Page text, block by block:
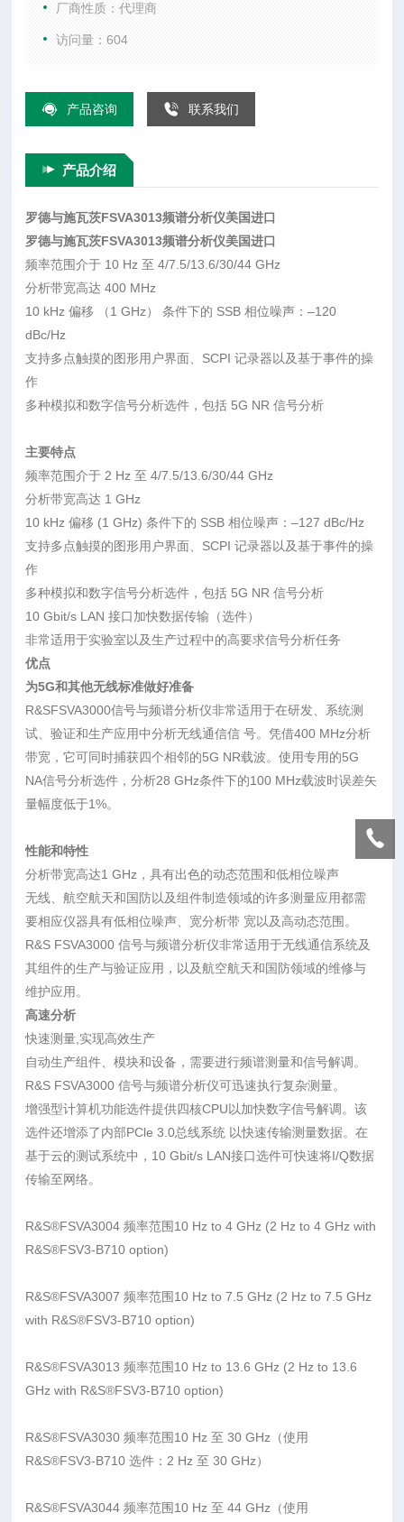
厂商性质：代理商
访问量：604
产品咨询 联系我们
产品介绍
罗德与施瓦茨FSVA3013频谱分析仪美国进口
罗德与施瓦茨FSVA3013频谱分析仪美国进口
频率范围介于 10 Hz 至 4/7.5/13.6/30/44 GHz
分析带宽高达 400 MHz
10 kHz 偏移 （1 GHz） 条件下的 SSB 相位噪声：–120
dBc/Hz
支持多点触摸的图形用户界面、SCPI 记录器以及基于事件的操
作
多种模拟和数字信号分析选件，包括 5G NR 信号分析
主要特点
频率范围介于 2 Hz 至 4/7.5/13.6/30/44 GHz
分析带宽高达 1 GHz
10 kHz 偏移 (1 GHz) 条件下的 SSB 相位噪声：–127 dBc/Hz
支持多点触摸的图形用户界面、SCPI 记录器以及基于事件的操
作
多种模拟和数字信号分析选件，包括 5G NR 信号分析
10 Gbit/s LAN 接口加快数据传输（选件）
非常适用于实验室以及生产过程中的高要求信号分析任务
优点
为5G和其他无线标准做好准备
R&SFSVA3000信号与频谱分析仪非常适用于在研发、系统测
试、验证和生产应用中分析无线通信信 号。凭借400 MHz分析
带宽，它可同时捕获四个相邻的5G NR载波。使用专用的5G
NA信号分析选件，分析28 GHz条件下的100 MHz载波时误差矢
量幅度低于1%。
性能和特性
分析带宽高达1 GHz，具有出色的动态范围和低相位噪声
无线、航空航天和国防以及组件制造领域的许多测量应用都需
要相应仪器具有低相位噪声、宽分析带 宽以及高动态范围。
R&S FSVA3000 信号与频谱分析仪非常适用于无线通信系统及
其组件的生产与验证应用，以及航空航天和国防领域的维修与
维护应用。
高速分析
快速测量,实现高效生产
自动生产组件、模块和设备，需要进行频谱测量和信号解调。
R&S FSVA3000 信号与频谱分析仪可迅速执行复杂测量。
增强型计算机功能选件提供四核CPU以加快数字信号解调。该
选件还增添了内部PCle 3.0总线系统 以快速传输测量数据。在
基于云的测试系统中，10 Gbit/s LAN接口选件可快速将I/Q数据
传输至网络。
R&S®FSVA3004频率范围10 Hz to 4 GHz (2 Hz to 4 GHz with
R&S®FSV3-B710 option)
R&S®FSVA3007频率范围10 Hz to 7.5 GHz (2 Hz to 7.5 GHz
with R&S®FSV3-B710 option)
R&S®FSVA3013频率范围10 Hz to 13.6 GHz (2 Hz to 13.6
GHz with R&S®FSV3-B710 option)
R&S®FSVA3030 频率范围10 Hz 至 30 GHz（使用
R&S®FSV3-B710 选件：2 Hz 至 30 GHz）
R&S®FSVA3044频率范围10 Hz 至 44 GHz（使用